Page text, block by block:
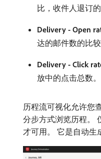
比，收件人退订的
Delivery - Open
达的邮件数的比较
Delivery - Click
放中的点击总数。
历程流可视化允许您
分步方式浏览历程。
才可用。 它是自动生